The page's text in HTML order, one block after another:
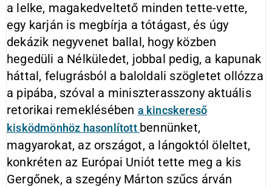
a lelke, magakedveltető minden tette-vette,
egy karján is megbírja a tótágast, és úgy
dekázik negyvenet ballal, hogy közben
hegedüli a Nélküledet, jobbal pedig, a kapunak
háttal, felugrásból a baloldali szögletet ollózza
a pipába, szóval a miniszterasszony aktuális
retorikai remeklésében a kincskereső
kisködmönhöz hasonlított bennünket,
magyarokat, az országot, a lángoktól öleltet,
konkréten az Európai Uniót tette meg a kis
Gergőnek, a szegény Márton szűcs árván